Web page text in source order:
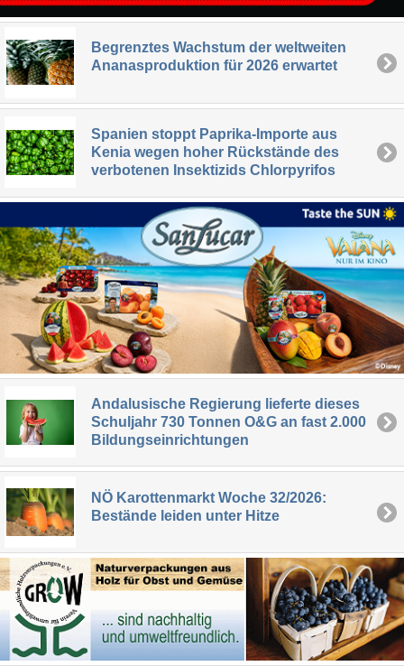
Begrenztes Wachstum der weltweiten
Ananasproduktion für 2026 erwartet
Spanien stoppt Paprika-Importe aus
Kenia wegen hoher Rückstände des
verbotenen Insektizids Chlorpyrifos
Andalusische Regierung lieferte dieses
Schuljahr 730 Tonnen O&G an fast 2.000
Bildungseinrichtungen
NÖ Karottenmarkt Woche 32/2026:
Bestände leiden unter Hitze